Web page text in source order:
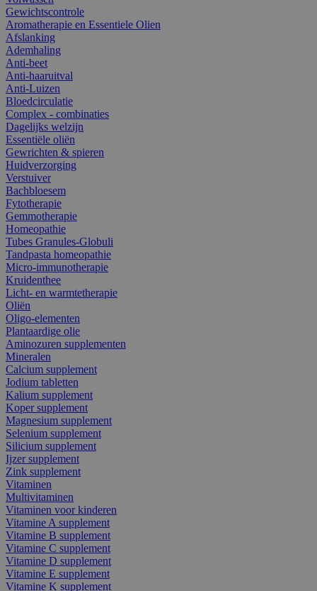
Gewichtscontrole
Aromatherapie en Essentiele Olien
Afslanking
Ademhaling
Anti-beet
Anti-haaruitval
Anti-Luizen
Bloedcirculatie
Complex - combinaties
Dagelijks welzijn
Essentiële oliën
Gewrichten & spieren
Huidverzorging
Verstuiver
Bachbloesem
Fytotherapie
Gemmotherapie
Homeopathie
Tubes Granules-Globuli
Tandpasta homeopathie
Micro-immunotherapie
Kruidenthee
Licht- en warmtetherapie
Oliën
Oligo-elementen
Plantaardige olie
Aminozuren supplementen
Mineralen
Calcium supplement
Jodium tabletten
Kalium supplement
Koper supplement
Magnesium supplement
Selenium supplement
Silicium supplement
Ijzer supplement
Zink supplement
Vitaminen
Multivitaminen
Vitaminen voor kinderen
Vitamine A supplement
Vitamine B supplement
Vitamine C supplement
Vitamine D supplement
Vitamine E supplement
Vitamine K supplement